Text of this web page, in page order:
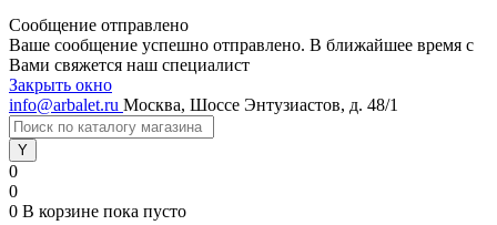
Сообщение отправлено
Ваше сообщение успешно отправлено. В ближайшее время с
Вами свяжется наш специалист
Закрыть окно
info@arbalet.ru Москва, Шоссе Энтузиастов, д. 48/1
0
0
0 В корзине пока пусто